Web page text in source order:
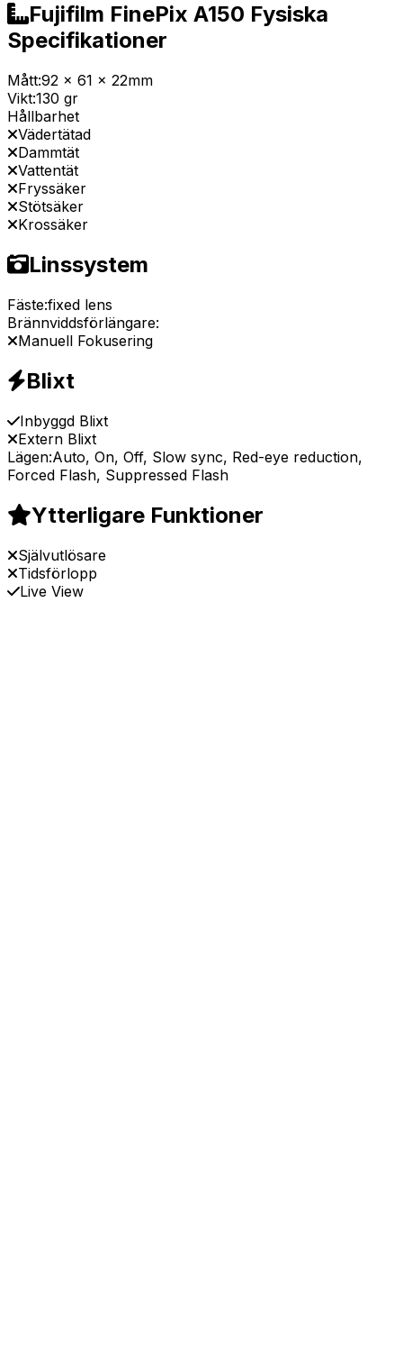
Fujifilm FinePix A150 Fysiska
Specifikationer
Mått:92 x 61 x 22mm
Vikt:130 gr
Hållbarhet
Vädertätad
Dammtät
Vattentät
Fryssäker
Stötsäker
Krossäker
Linssystem
Fäste:fixed lens
Brännviddsförlängare:
Manuell Fokusering
Blixt
Inbyggd Blixt
Extern Blixt
Lägen:Auto, On, Off, Slow sync, Red-eye reduction,
Forced Flash, Suppressed Flash
Ytterligare Funktioner
Självutlösare
Tidsförlopp
Live View